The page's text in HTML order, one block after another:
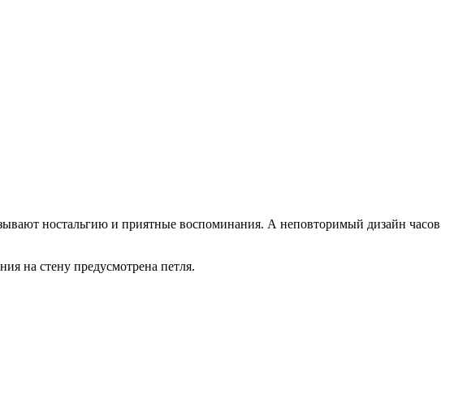
ностальгию и приятные воспоминания. А неповторимый дизайн часов
на стену предусмотрена петля.